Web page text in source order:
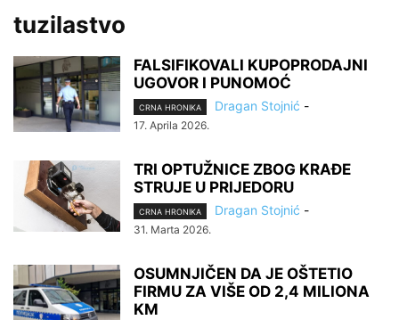
tuzilastvo
FALSIFIKOVALI KUPOPRODAJNI
UGOVOR I PUNOMOĆ
CRNA HRONIKA Dragan Stojnić -
17. Aprila 2026.
TRI OPTUŽNICE ZBOG KRAĐE
STRUJE U PRIJEDORU
CRNA HRONIKA Dragan Stojnić -
31. Marta 2026.
OSUMNJIČEN DA JE OŠTETIO
FIRMU ZA VIŠE OD 2,4 MILIONA
KM